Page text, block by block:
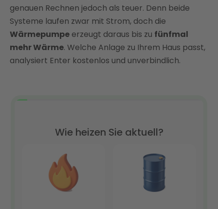
Haus passt was?
Wärmepumpe statt Stromdirektheizung – und
durchschnittlich 5.800 € sparen mit Enter
FAQ
genauen Rechnen jedoch als teuer. Denn beide
Systeme laufen zwar mit Strom, doch die
Wärmepumpe erzeugt daraus bis zu fünfmal
mehr Wärme. Welche Anlage zu Ihrem Haus passt,
analysiert Enter kostenlos und unverbindlich.